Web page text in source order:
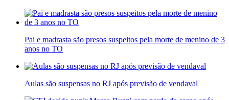
Pai e madrasta são presos suspeitos pela morte de menino de 3
anos no TO
Aulas são suspensas no RJ após previsão de vendaval